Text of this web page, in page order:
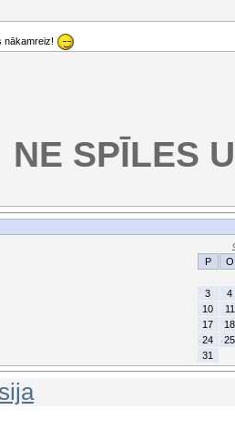
nākamreiz!
NE SPĪLES
P
O
3
4
10
11
17
18
24
25
31